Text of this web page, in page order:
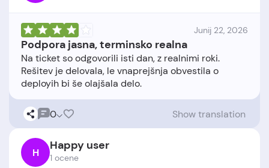
Junij 22, 2026
Podpora jasna, terminsko realna
Na ticket so odgovorili isti dan, z realnimi roki.
Rešitev je delovala, le vnaprejšnja obvestila o
0 Show translation
H Happy user
1 ocene